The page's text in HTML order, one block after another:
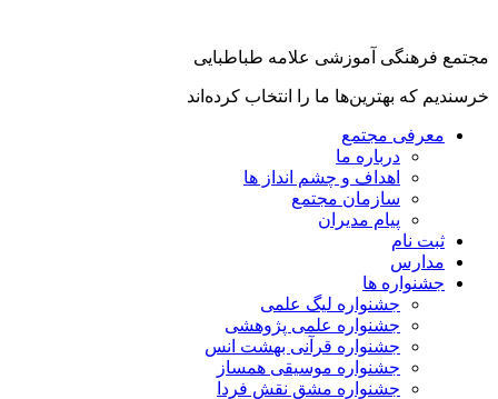
فرهنگی آموزشی علامه طباطبایی
که بهترین‌ها ما را انتخاب کرده‌اند
معرفی مجتمع
درباره ما
اهداف و چشم انداز ها
سازمان مجتمع
پیام مدیران
ثبت نام
مدارس
جشنواره ها
جشنواره لیگ علمی
جشنواره علمی پژوهشی
جشنواره قرآنی بهشت انس
جشنواره موسیقی همساز
جشنواره مشق نقش فردا